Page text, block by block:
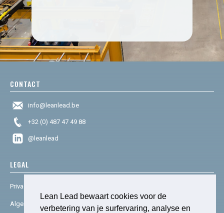
Lean Lead bewaart cookies voor de
verbetering van je surfervaring, analyse en
CONTACT
info@leanlead.be
+32 (0) 487 47 49 88
@leanlead
LEGAL
Privacy & cookies
Algemene voorwaarden